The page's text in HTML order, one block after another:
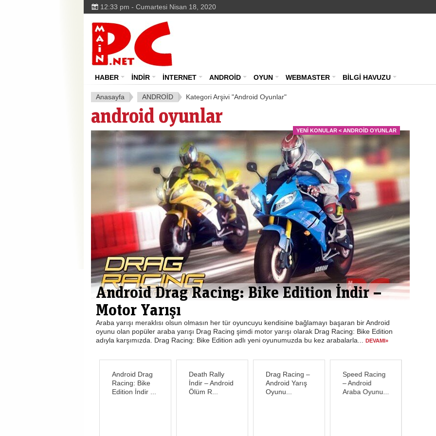
12:33 pm - Cumartesi Nisan 18, 2020
MainPC.net
HABER İNDİR İNTERNET ANDROİD OYUN WEBMASTER BİLGİ HAVUZU
Anasayfa ANDROİD Kategori Arşivi "Android Oyunlar"
android oyunlar
YENI KONULAR < ANDROID OYUNLAR
Android Drag Racing: Bike Edition İndir –
Motor Yarışı
Araba yarışı meraklısı olsun olmasın her tür oyuncuyu kendisine bağlamayı başaran bir Android
oyunu olan popüler araba yarışı Drag Racing şimdi motor yarışı olarak Drag Racing: Bike Edition
adıyla karşımızda. Drag Racing: Bike Edition adlı yeni oyunumuzda bu kez arabalarla...
DEVAMI»
Android Drag
Racing: Bike
Edition İndir ...
Death Rally
İndir – Android
Ölüm R...
Drag Racing –
Android Yarış
Oyunu...
Speed Racing
– Android
Araba Oyunu...